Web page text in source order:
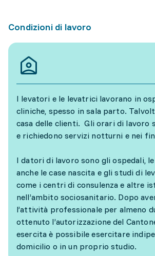
Condizioni di lavoro
I levatori e le levatrici lavorano in
cliniche, spesso in sala parto.
casa delle clienti. Gli orari di lavoro
e richiedono servizi notturni e nei
I datori di lavoro sono gli ospedali,
anche le case nascita e gli studi di
come i centri di consulenza e altre
nell’ambito sociosanitario. Dopo
l’attività professionale per almeno
ottenuto l’autorizzazione del
esercita è possibile esercitare
domicilio o in un proprio studio.